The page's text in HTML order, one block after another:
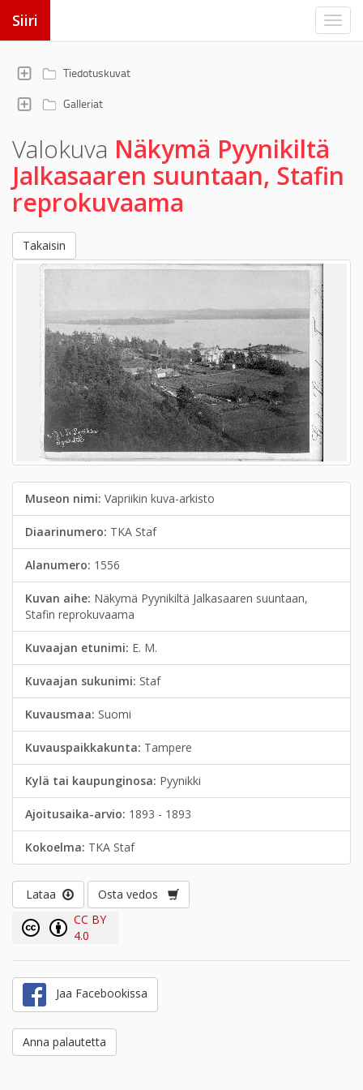
Siiri
Tiedotuskuvat
Galleriat
Valokuva Näkymä Pyynikiltä
Jalkasaaren suuntaan, Stafin
reprokuvaama
Takaisin
Museon nimi: Vapriikin kuva-arkisto
Diaarinumero: TKA Staf
Alanumero: 1556
Kuvan aihe: Näkymä Pyynikiltä Jalkasaaren suuntaan,
Stafin reprokuvaama
Kuvaajan etunimi: E. M.
Kuvaajan sukunimi: Staf
Kuvausmaa: Suomi
Kuvauspaikkakunta: Tampere
Kylä tai kaupunginosa: Pyynikki
Ajoitusaika-arvio: 1893 - 1893
Kokoelma: TKA Staf
Lataa
Osta vedos
CC BY
4.0
Jaa Facebookissa
Anna palautetta